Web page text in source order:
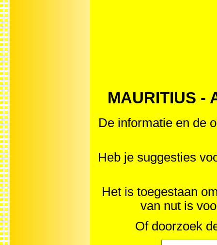
MAURITIUS -
De informatie en de
Heb je suggesties
Het is toegestaan
van nut is
Of doorzoek